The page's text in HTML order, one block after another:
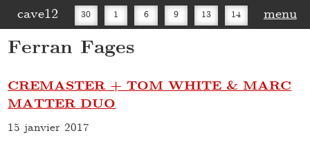
cave12 30 1 6 9 13 14
16
menu
Ferran Fages
CREMASTER + TOM WHITE & MARC
MATTER DUO
15 janvier 2017